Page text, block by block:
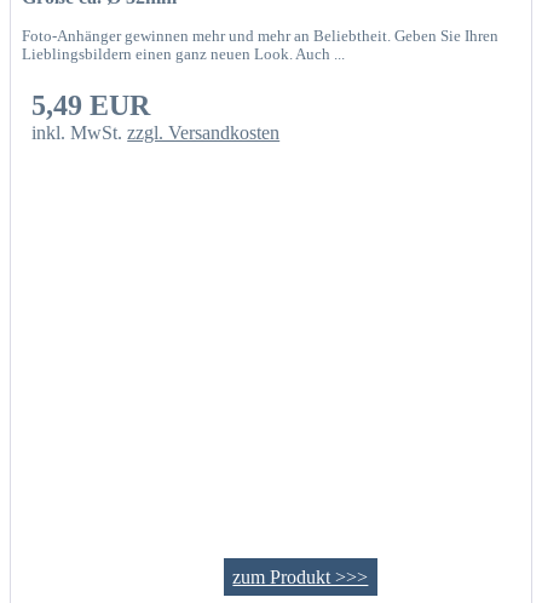
Foto-Anhänger gewinnen mehr und mehr an Beliebtheit. Geben Sie Ihren
Lieblingsbildern einen ganz neuen Look. Auch ...
5,49 EUR
inkl. MwSt.zzgl. Versandkosten
zum Produkt >>>